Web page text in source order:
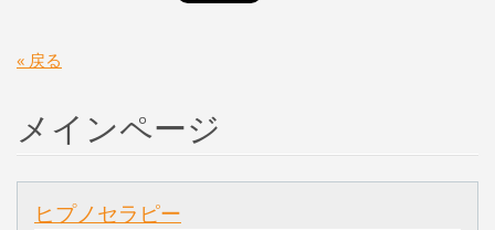
« 戻る
メインページ
ヒプノセラピー